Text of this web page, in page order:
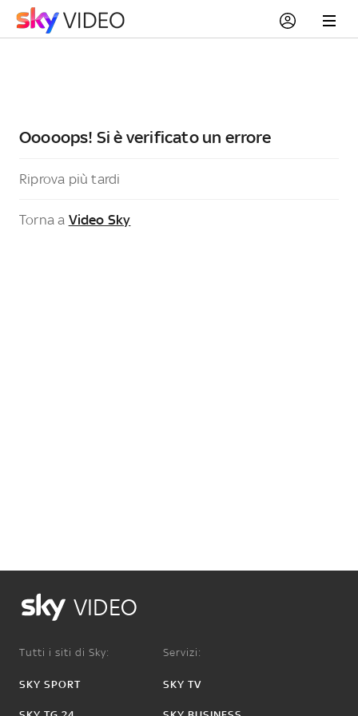
Ooooops! Si è verificato un errore
Riprova più tardi
Torna a Video Sky
VIDEO
Tutti i siti di Sky:
SKY SPORT
Servizi:
SKY TV